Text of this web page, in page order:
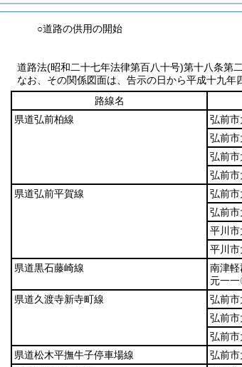
○道路の供用の開始
道路法(昭和二十七年法律第百八十号)第十八条第
なお、その関係図面は、告示の日から平成十九年
路線名
県道弘前柏線
弘前
弘前
弘前
弘前
県道弘前平賀線
弘前
弘前
平川
平川
県道黒石藤崎線
南津
元一
県道久渡寺新寺町線 弘前
弘前
弘前
県道松木平撫牛子停車場線
弘前